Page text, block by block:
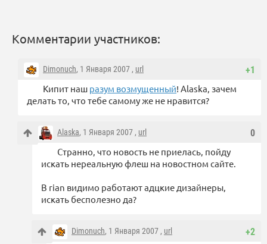
Комментарии участников:
+1
Dimonuch, 1 Января 2007 , url
Кипит наш разум возмущенный! Alaska, зачем
делать то, что тебе самому же не нравится?
0
Alaska, 1 Января 2007 , url
Странно, что новость не приелась, пойду
искать нереальную флеш на новостном сайте.
В rian видимо работают адцкие дизайнеры,
искать бесполезно да?
+2
Dimonuch, 1 Января 2007 , url